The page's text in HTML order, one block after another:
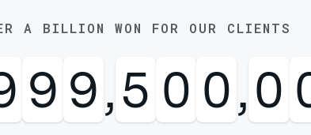
A BILLION WON FOR OUR CLIENTS
9 9,5 0 0,0